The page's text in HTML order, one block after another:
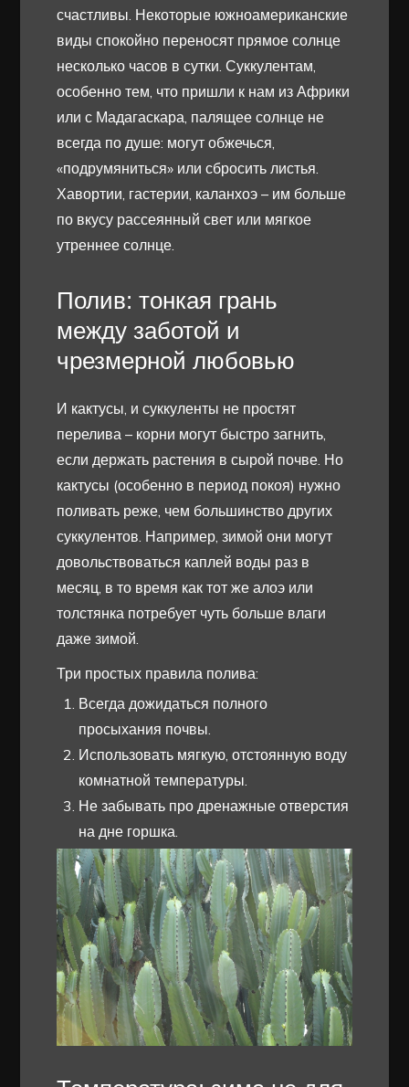
счастливы. Некоторые южноамериканские
виды спокойно переносят прямое солнце
несколько часов в сутки. Суккулентам,
особенно тем, что пришли к нам из Африки
или с Мадагаскара, палящее солнце не
всегда по душе: могут обжечься,
«подрумяниться» или сбросить листья.
Хавортии, гастерии, каланхоэ – им больше
по вкусу рассеянный свет или мягкое
утреннее солнце.
Полив: тонкая грань
между заботой и
чрезмерной любовью
И кактусы, и суккуленты не простят
перелива – корни могут быстро загнить,
если держать растения в сырой почве. Но
кактусы (особенно в период покоя) нужно
поливать реже, чем большинство других
суккулентов. Например, зимой они могут
довольствоваться каплей воды раз в
месяц, в то время как тот же алоэ или
толстянка потребует чуть больше влаги
даже зимой.
Три простых правила полива:
Всегда дожидаться полного
просыхания почвы.
Использовать мягкую, отстоянную воду
комнатной температуры.
Не забывать про дренажные отверстия
на дне горшка.